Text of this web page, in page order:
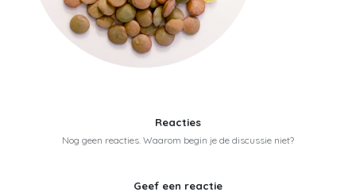
Reacties
Nog geen reacties. Waarom begin je de discussie niet?
Geef een reactie